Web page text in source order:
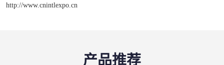
http://www.cnintlexpo.cn
产品推荐